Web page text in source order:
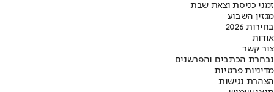
זמני כניסת וצאת שבת
מגזין השבוע
בחירות 2026
אודות
צור קשר
נבחרת הכתבים והפרשנים
מדיניות פרטיות
הצהרת נגישות